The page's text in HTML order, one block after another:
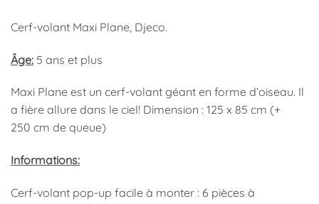
Cerf-volant Maxi Plane, Djeco.
Âge: 5 ans et plus
Maxi Plane est un cerf-volant géant en forme d’oiseau. Il
a fière allure dans le ciel! Dimension : 125 x 85 cm (+
250 cm de queue)
Informations:
Cerf-volant pop-up facile à monter : 6 pièces à